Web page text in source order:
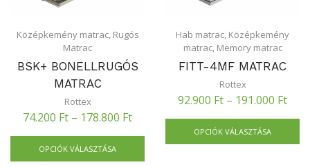
Középkemény matrac, Rugós
Matrac
BSK+ BONELLRUGÓS
MATRAC
Rottex
74.200 Ft – 178.800 Ft
OPCIÓK VÁLASZTÁSA
Hab matrac, Középkemény
matrac, Memory matrac
FITT-4MF MATRAC
Rottex
92.900 Ft – 191.000 Ft
OPCIÓK VÁLASZTÁSA